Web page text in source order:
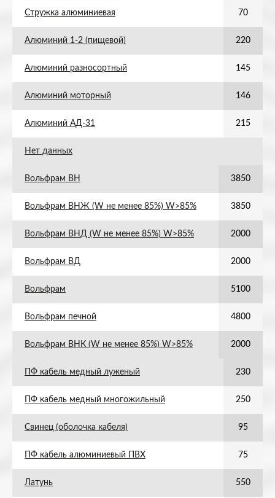
Стружка алюминиевая 70
Алюминий 1-2 (пищевой) 220
Алюминий разносортный 145
Алюминий моторный 146
Алюминий АД-31 215
Нет данных
Вольфрам ВН 3850
Вольфрам ВНЖ (W не менее 85%) W>85% 3850
Вольфрам ВНД (W не менее 85%) W>85% 2000
Вольфрам ВД 2000
Вольфрам 5100
Вольфрам печной 4800
Вольфрам ВНК (W не менее 85%) W>85% 2000
ПФ кабель медный луженый 230
ПФ кабель медный многожильный 250
Свинец (оболочка кабеля) 95
ПФ кабель алюминиевый ПВХ 75
Латунь 550